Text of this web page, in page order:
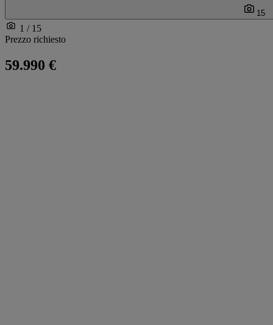
15
1 / 15
Prezzo richiesto
59.990 €